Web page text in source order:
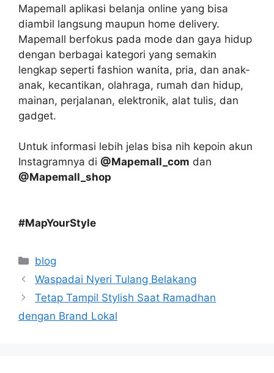
Mapemall aplikasi belanja online yang bisa
diambil langsung maupun home delivery.
Mapemall berfokus pada mode dan gaya hidup
dengan berbagai kategori yang semakin
lengkap seperti fashion wanita, pria, dan anak-
anak, kecantikan, olahraga, rumah dan hidup,
mainan, perjalanan, elektronik, alat tulis, dan
gadget.
Untuk informasi lebih jelas bisa nih kepoin akun
Instagramnya di @Mapemall_com dan
@Mapemall_shop
#MapYourStyle
Categories
blog
Waspadai Nyeri Tulang Belakang
Tetap Tampil Stylish Saat Ramadhan
dengan Brand Lokal